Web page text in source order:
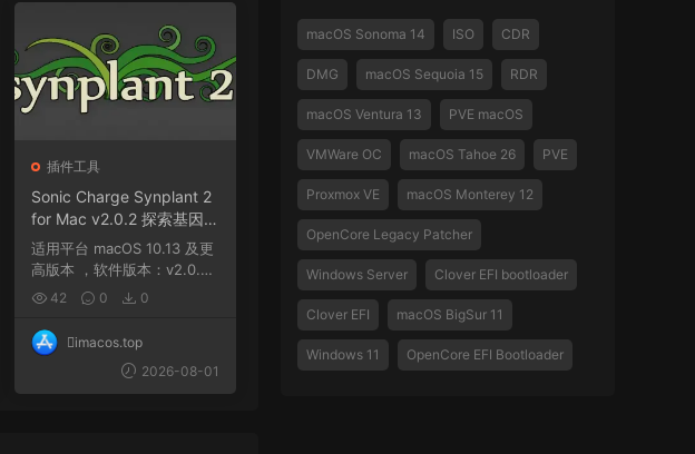
插件工具
Sonic Charge Synplant 2
for Mac v2.0.2 探索基因
工程合成音乐的新方式，通
过培育声音细胞创造独特音
适用平台 macOS 10.13 及更
高版本 ，软件版本：v2.0.2
，架构：ARM、x86（6...
42 0 0
imacos.top
2026-08-01
macOS Sonoma 14 ISO CDR
DMG macOS Sequoia 15 RDR
macOS Ventura 13 PVE macOS
VMWare OC macOS Tahoe 26 PVE
Proxmox VE macOS Monterey 12
OpenCore Legacy Patcher
Windows Server Clover EFI bootloader
Clover EFI macOS BigSur 11
Windows 11 OpenCore EFI Bootloader